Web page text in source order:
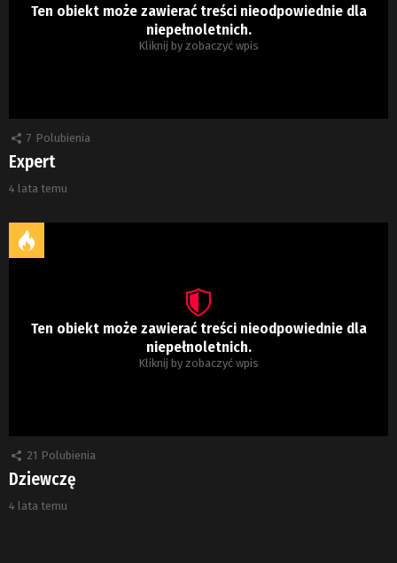
Ten obiekt może zawierać treści nieodpowiednie dla
niepełnoletnich.
Kliknij by zobaczyć wpis
7 Polubienia
Expert
4 lata temu
Ten obiekt może zawierać treści nieodpowiednie dla
niepełnoletnich.
Kliknij by zobaczyć wpis
21 Polubienia
Dziewczę
4 lata temu